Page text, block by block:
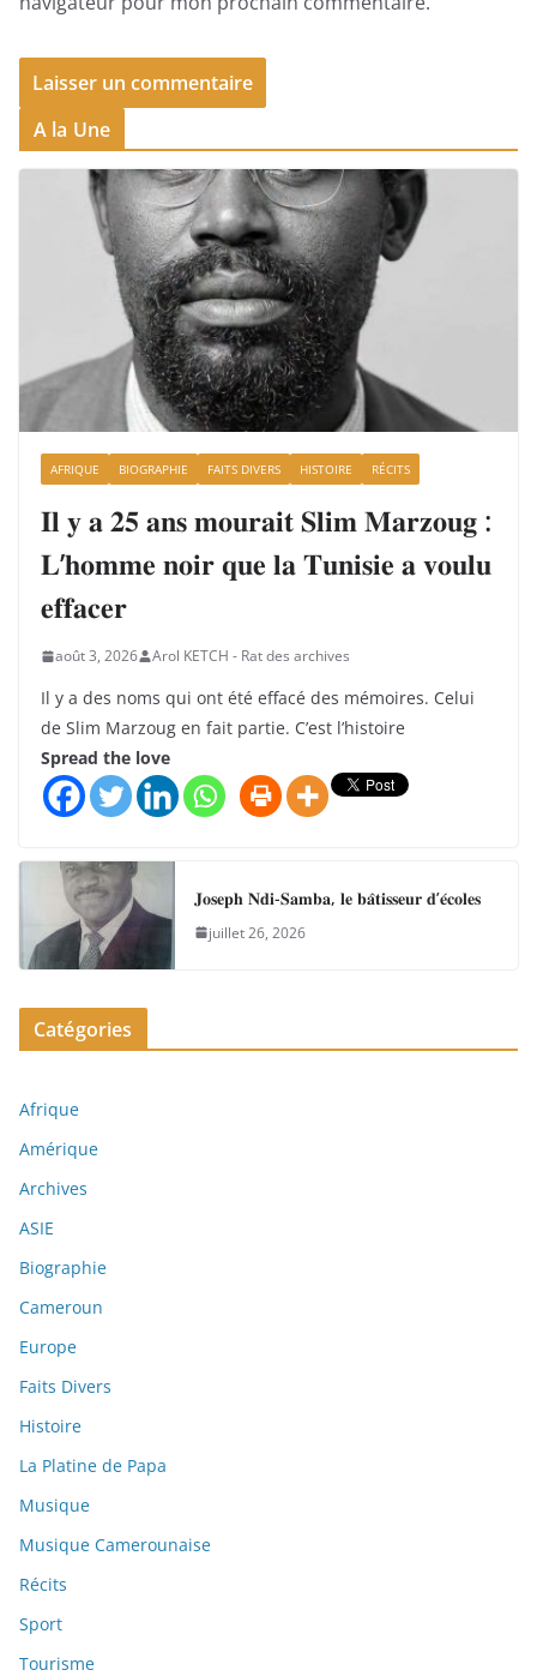
A la Une
AFRIQUE BIOGRAPHIE FAITS DIVERS HISTOIRE RÉCITS
𝐈𝐥 𝐲 𝐚 𝟐𝟓 𝐚𝐧𝐬 𝐦𝐨𝐮𝐫𝐚𝐢𝐭 𝐒𝐥𝐢𝐦 𝐌𝐚𝐫𝐳𝐨𝐮𝐠 :
𝐋’𝐡𝐨𝐦𝐦𝐞 𝐧𝐨𝐢𝐫 𝐪𝐮𝐞 𝐥𝐚 𝐓𝐮𝐧𝐢𝐬𝐢𝐞 𝐚 𝐯𝐨𝐮𝐥𝐮
𝐞𝐟𝐟𝐚𝐜𝐞𝐫
août 3, 2026 Arol KETCH - Rat des archives
Il y a des noms qui ont été effacé des mémoires. Celui
de Slim Marzoug en fait partie. C’est l’histoire
Spread the love
𝐉𝐨𝐬𝐞𝐩𝐡 𝐍𝐝𝐢-𝐒𝐚𝐦𝐛𝐚, 𝐥𝐞 𝐛𝐚̂𝐭𝐢𝐬𝐬𝐞𝐮𝐫 𝐝’𝐞́𝐜𝐨𝐥𝐞𝐬
juillet 26, 2026
Catégories
Afrique
Amérique
Archives
ASIE
Biographie
Cameroun
Europe
Faits Divers
Histoire
La Platine de Papa
Musique
Musique Camerounaise
Récits
Sport
Tourisme